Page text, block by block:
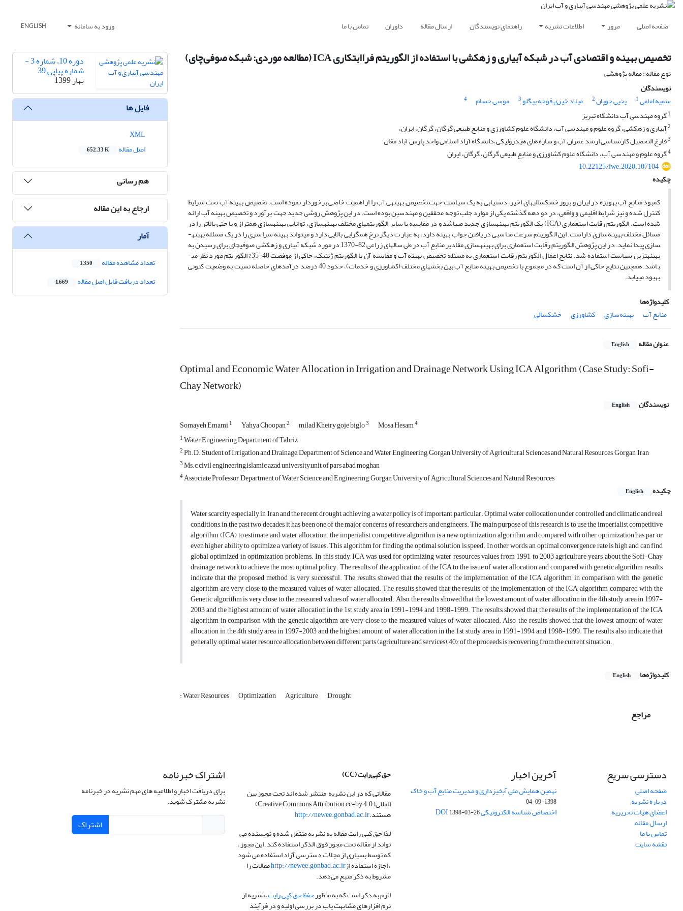
صفحه اصلی مرور اطلاعات نشریه راهنمای نویسندگان ارسال مقاله داوران تماس با ما ورود به سامانه ENGLISH
تخصیص بهینه و اقتصادی آب در شبکه آبیاری و زهکشی با استفاده از الگوریتم فراابتکاری ICA (مطالعه موردی: شبکه صوفی‌چای)
نوع مقاله : مقاله پژوهشی
نویسندگان
سمیه امامی1 یحیی چوپان2 میلاد خیری قوجه بیگلو3 موسی حسام
4
1گروه مهندسی آب دانشگاه تبریز
2آبیاری و زهکشی، گروه علوم و مهندسی آب، دانشگاه علوم کشاورزی و منابع طبیعی گرگان، گرگان، ایران،
3فارغ التحصیل کارشناسی ارشد عمران آب و سازه های هیدرولیکی،دانشگاه آزاد اسلامی واحد پارس آباد مغان
4گروه علوم و مهندسی آب، دانشگاه علوم کشاورزی و منابع طبیعی گرگان، گرگان، ایران
10.22125/iwe.2020.107104
چکیده
کمبود منابع آب به­ویژه در ایران و بروز خشکسالی­های اخیر، دستیابی به یک سیاست جهت تخصیص بهینه­ی آب را از اهمیت خاصی برخوردار نموده است. تخصیص بهینه­ آب تحت شرایط
کنترل شده و نیز شرایط اقلیمی و واقعی، در دو دهه گذشته یکی از موارد جلب توجه محققین و مهندسین بوده است. در این پژوهش روشی جدید جهت برآورد و تخصیص بهینه آب ارائه
شده است. الگوریتم رقابت استعماری (ICA) یک الگوریتم بهینه­سازی جدید می­باشد و در مقایسه با سایر الگوریتم­های مختلف بهینه­سازی، توانایی بهینه­سازی همتراز و یا حتی بالاتر را در
مسائل مختلف بهینه‌سازی داراست. این الگوریتم سرعت مناسبی در یافتن جواب بهینه دارد، به عبارت دیگر نرخ همگرایی بالایی دارد و می­تواند بهینه سراسری را در یک مسئله بهینه­
سازی پیدا نماید. در این پژوهش الگوریتم رقابت استعماری برای بهینه­سازی مقادیر منابع آب در طی سال­های زراعی 82-1370 در مورد شبکه آبیاری و زهکشی صوفی­چای برای رسیدن به
بهینه­ترین سیاست استفاده شد. نتایج اعمال الگوریتم رقابت استعماری به مسئله تخصیص بهینه آب و مقایسه آن با الگوریتم ژنتیک، حاکی از موفقیت 40-35% الگوریتم مورد نظر می­
باشد. هم­چنین نتایج حاکی از آن است که در مجموع با تخصیص بهینه منابع آب بین بخش­های مختلف (کشاورزی و خدمات)، حدود 40 درصد درآمدهای حاصله نسبت به وضعیت کنونی
بهبود ­می­یابد.
کلیدواژه‌ها
منابع آب
بهینه‌سازی کشاورزی خشکسالی
عنوان مقاله English
Optimal and Economic Water Allocation in Irrigation and Drainage Network Using ICA Algorithm (Case Study: Sofi-
Chay Network)
نویسندگان English
Somayeh Emami1 Yahya Choopan2 milad Kheiry goje biglo3 Mosa Hesam4
1Water Engineering Department of Tabriz
2Ph.D. Student of Irrigation and Drainage, Department of Science and Water Engineering, Gorgan University of Agricultural Sciences and Natural Resources, Gorgan, Iran
3Ms.c civil engineering,islamic azad university,unit of pars abad moghan
4Associate Professor, Department of Water Science and Engineering, Gorgan University of Agricultural Sciences and Natural Resources
چکیده
English
Water scarcity especially in Iran and the recent drought, achieving a water policy is of important particular. Optimal water collocation under controlled and climatic and real
conditions, in the past two decades, it has been one of the major concerns of researchers and engineers. The main purpose of this research is to use the imperialist competitive
algorithm (ICA) to estimate and water allocation. the imperialist competitive algorithm is a new optimization algorithm and compared with other optimization has par or
even higher ability to optimize a variety of issues. This algorithm for finding the optimal solution is speed. In other words, an optimal convergence rate is high and can find
global optimized in optimization problems. In this study, ICA was used for optimizing water resources values from 1991 to 2003 agriculture years about the Sofi-Chay
drainage network to achieve the most optimal policy. The results of the application of the ICA to the issue of water allocation and compared with genetic algorithm results
indicate that the proposed method is very successful. The results showed that the results of the implementation of the ICA algorithm in comparison with the genetic
algorithm are very close to the measured values of water allocated. The results showed that the results of the implementation of the ICA algorithm compared with the
Genetic algorithm is very close to the measured values of water allocated. Also, the results showed that the lowest amount of water allocation in the 4th study area in 1997-
2003 and the highest amount of water allocation in the 1st study area in 1991-1994 and 1998-1999. The results showed that the results of the implementation of the ICA
algorithm in comparison with the genetic algorithm are very close to the measured values of water allocated. Also, the results showed that the lowest amount of water
allocation in the 4th study area in 1997-2003 and the highest amount of water allocation in the 1st study area in 1991-1994 and 1998-1999. The results also indicate that
generally, optimal water resource allocation between different parts (agriculture and services), 40% of the proceeds is recovering from the current situation.
کلیدواژه‌ها English
: Water Resources Optimization Agriculture Drought
مراجع
دوره 10، شماره 3 -
شماره پیاپی 39
بهار 1399
فایل ها
اصل مقاله
652.33 K
هم رسانی
ارجاع به این مقاله
آمار
تعداد مشاهده مقاله 1,350
تعداد دریافت فایل اصل مقاله 1,669
دسترسی سریع
صفحه اصلی
درباره نشریه
اعضای هیات تحریریه
ارسال مقاله
تماس با ما
نقشه سایت
آخرین اخبار
نهمین همایش ملی آبخیزداری و مدیریت منابع آب و خاک
1398-09-04
اختصاص شناسه الکترونیکی DOI1398-03-26
حق کپی‌رایت(CC)
مقالاتی که در این نشریه منتشر شده اند تحت مجوز بین
المللی( Creative Commons Attribution cc-by 4.0)
هستند.http://newee.gonbad.ac.ir
لذا حق کپی رایت مقاله به نشریه منتقل شده و نویسنده می
تواند از مقاله تحت مجوز فوق الذکر استفاده کند. این مجوز ،
که توسط بسیاری از مجلات دسترسی آزاد استفاده می شود
، اجازه استفاده ازhttp://newee.gonbad.ac.irمقالات را
مشروط به ذکر منبع می‌دهد.
لازم به ذکر است که به منظورحفظ حق کپی رایت، نشریه از
نرم افزارهای مشابهت یاب در بررسی اولیه و در فرآیند
اشتراک خبرنامه
برای دریافت اخبار و اطلاعیه های مهم نشریه در خبرنامه
نشریه مشترک شوید.
اشتراک